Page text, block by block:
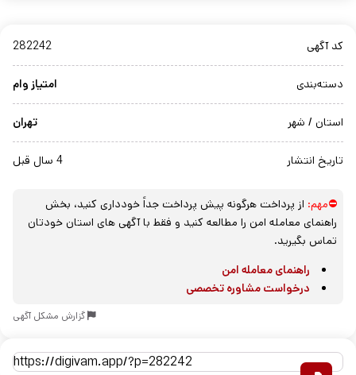
کد آگهی 282242
دسته‌بندی امتیاز وام
استان / شهر تهران
تاریخ انتشار 4 سال قبل
⛔مهم: از پرداخت هرگونه پیش پرداخت جداً خودداری کنید، بخش
راهنمای معامله امن را مطالعه کنید و فقط با آگهی های استان خودتان
تماس بگیرید.
راهنمای معامله امن
درخواست مشاوره تخصصی
گزارش مشکل آگهی